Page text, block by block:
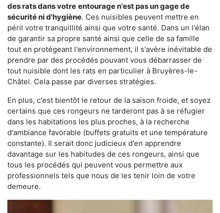
des rats dans votre entourage n'est pas un gage de
sécurité ni d'hygiène. Ces nuisibles peuvent mettre en
péril votre tranquillité ainsi que votre santé. Dans un l'élan
de garantir sa propre santé ainsi que celle de sa famille
tout en protégeant l'environnement, il s'avère inévitable de
prendre par des procédés pouvant vous débarrasser de
tout nuisible dont les rats en particulier à Bruyères-le-
Châtel. Cela passe par diverses stratégies.
En plus, c'est bientôt le retour de la saison froide, et soyez
certains que ces rongeurs ne tarderont pas à se réfugier
dans les habitations les plus proches, à la recherche
d'ambiance favorable (buffets gratuits et une température
constante). Il serait donc judicieux d'en apprendre
davantage sur les habitudes de ces rongeurs, ainsi que
tous les procédés qui peuvent vous permettre aux
professionnels tels que nous de les tenir loin de votre
demeure.